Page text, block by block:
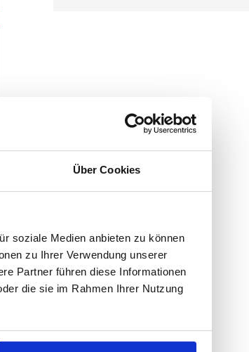
Über Cookies
soziale Medien anbieten zu können
zu Ihrer Verwendung unserer
Partner führen diese Informationen
die sie im Rahmen Ihrer Nutzung